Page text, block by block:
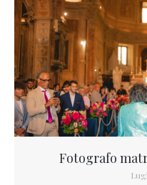
Fotografo